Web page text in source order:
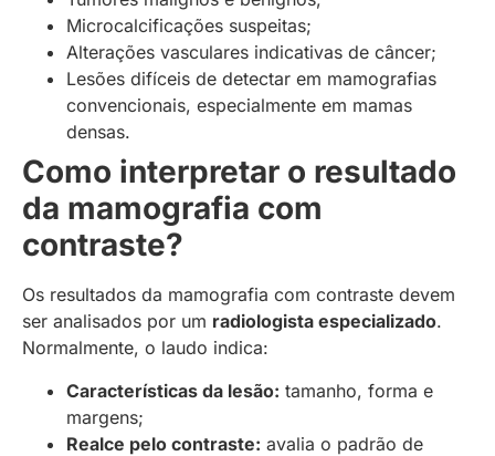
Microcalcificações suspeitas;
Alterações vasculares indicativas de câncer;
Lesões difíceis de detectar em mamografias
convencionais, especialmente em mamas
densas.
Como interpretar o resultado
da mamografia com
contraste?
Os resultados da mamografia com contraste devem
ser analisados por um radiologista especializado.
Normalmente, o laudo indica:
Características da lesão: tamanho, forma e
margens;
Realce pelo contraste: avalia o padrão de